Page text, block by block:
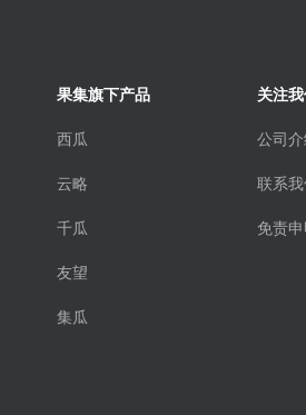
果集旗下产品
西瓜
云略
千瓜
友望
集瓜
关注
公司
联系
免责